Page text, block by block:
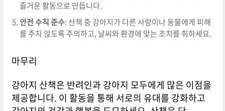
즐거운 활동으로 만듭니다.
안전 수칙 준수: 산책 중 강아지가 다른 사람이나 동물에게 피해
를 주지 않도록 주의하고, 날씨와 환경에 맞는 조치를 취하세요.
마무리
강아지 산책은 반려인과 강아지 모두에게 많은 이점을
제공합니다. 이 활동을 통해 서로의 유대를 강화하고